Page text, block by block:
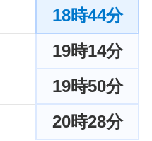
18時44分
19時14分
19時50分
20時28分